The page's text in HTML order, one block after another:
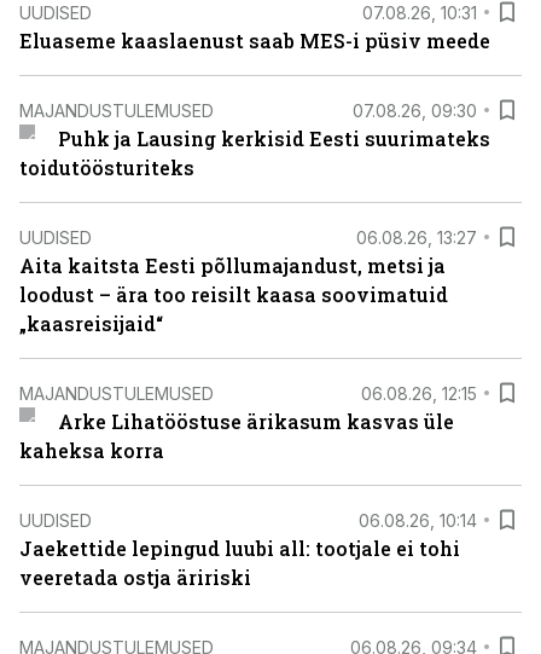
UUDISED 07.08.26, 10:31
Eluaseme kaaslaenust saab MES-i püsiv meede
MAJANDUSTULEMUSED 07.08.26, 09:30
Puhk ja Lausing kerkisid Eesti suurimateks
toidutöösturiteks
UUDISED 06.08.26, 13:27
Aita kaitsta Eesti põllumajandust, metsi ja
loodust – ära too reisilt kaasa soovimatuid
„kaasreisijaid“
MAJANDUSTULEMUSED 06.08.26, 12:15
Arke Lihatööstuse ärikasum kasvas üle
kaheksa korra
UUDISED 06.08.26, 10:14
Jaekettide lepingud luubi all: tootjale ei tohi
veeretada ostja äririski
MAJANDUSTULEMUSED 06.08.26, 09:34